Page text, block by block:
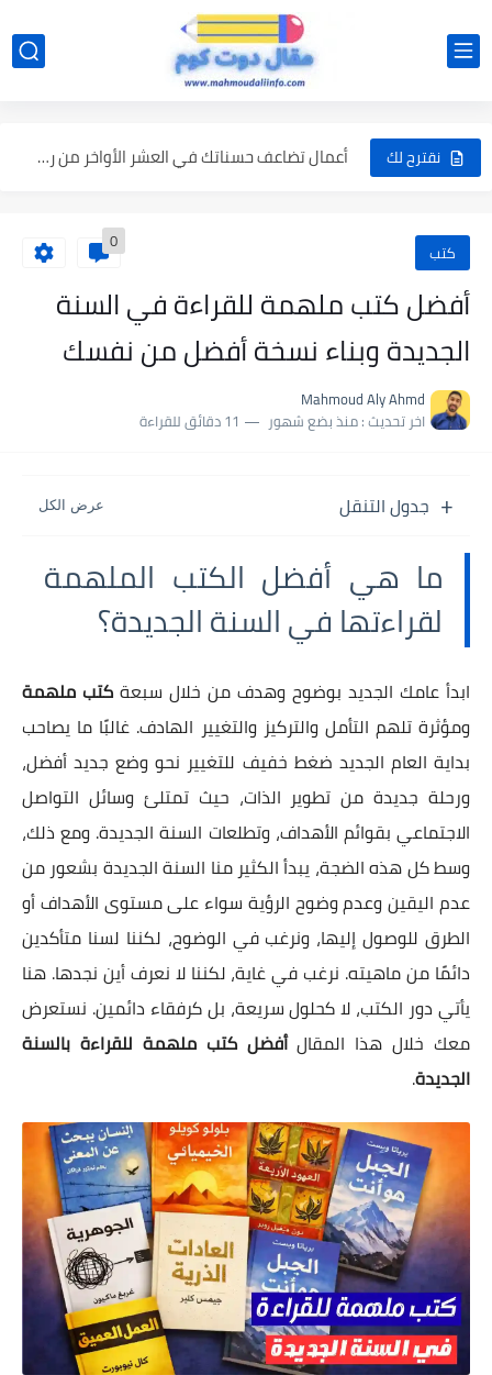
نقترح لك
في ليلة 27 من رمضان .. ماذا تفعل في ليلة...
أعمال تضاعف حسناتك في العشر الأواخر من رمضان لا تفوّت...
ماك بوك نيو 2026 MacBook Neo: كل ما تريد معرفته...
أفضل 10 عادات يومية تغير حياتك للأفضل
كتب 0
أفضل كتب ملهمة للقراءة في السنة
الجديدة وبناء نسخة أفضل من نفسك
Mahmoud Aly Ahmd
اخر تحديث :منذ بضع شهور 11 دقائق للقراءة
جدول التنقل
ما هي أفضل الكتب الملهمة
لقراءتها في السنة الجديدة؟
ابدأ عامك الجديد بوضوح وهدف من خلال سبعة كتب ملهمة
ومؤثرة تلهم التأمل والتركيز والتغيير الهادف. غالبًا ما يصاحب
بداية العام الجديد ضغط خفيف للتغيير نحو وضع جديد أفضل،
ورحلة جديدة من تطوير الذات، حيث تمتلئ وسائل التواصل
الاجتماعي بقوائم الأهداف، وتطلعات السنة الجديدة. ومع ذلك،
وسط كل هذه الضجة، يبدأ الكثير منا السنة الجديدة بشعور من
عدم اليقين وعدم وضوح الرؤية سواء على مستوى الأهداف أو
الطرق للوصول إليها، ونرغب في الوضوح، لكننا لسنا متأكدين
دائمًا من ماهيته. نرغب في غاية، لكننا لا نعرف أين نجدها. هنا
يأتي دور الكتب، لا كحلول سريعة، بل كرفقاء دائمين. نستعرض
معك خلال هذا المقالأفضل كتب ملهمة للقراءة بالسنة
الجديدة.